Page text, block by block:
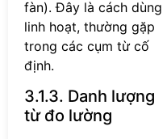
fàn). Đây là cách dùng
linh hoạt, thường gặp
trong các cụm từ cố
định.
3.1.3. Danh lượng
từ đo lường